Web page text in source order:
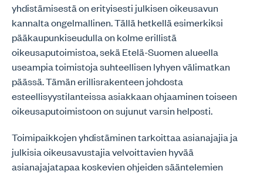
yhdistämisestä on erityisesti julkisen oikeusavun
kannalta ongelmallinen. Tällä hetkellä esimerkiksi
pääkaupunkiseudulla on kolme erillistä
oikeusaputoimistoa, sekä Etelä-Suomen alueella
useampia toimistoja suhteellisen lyhyen välimatkan
päässä. Tämän erillisrakenteen johdosta
esteellisyystilanteissa asiakkaan ohjaaminen toiseen
oikeusaputoimistoon on sujunut varsin helposti.
Toimipaikkojen yhdistäminen tarkoittaa asianajajia ja
julkisia oikeusavustajia velvoittavien hyvää
asianajajatapaa koskevien ohjeiden sääntelemien